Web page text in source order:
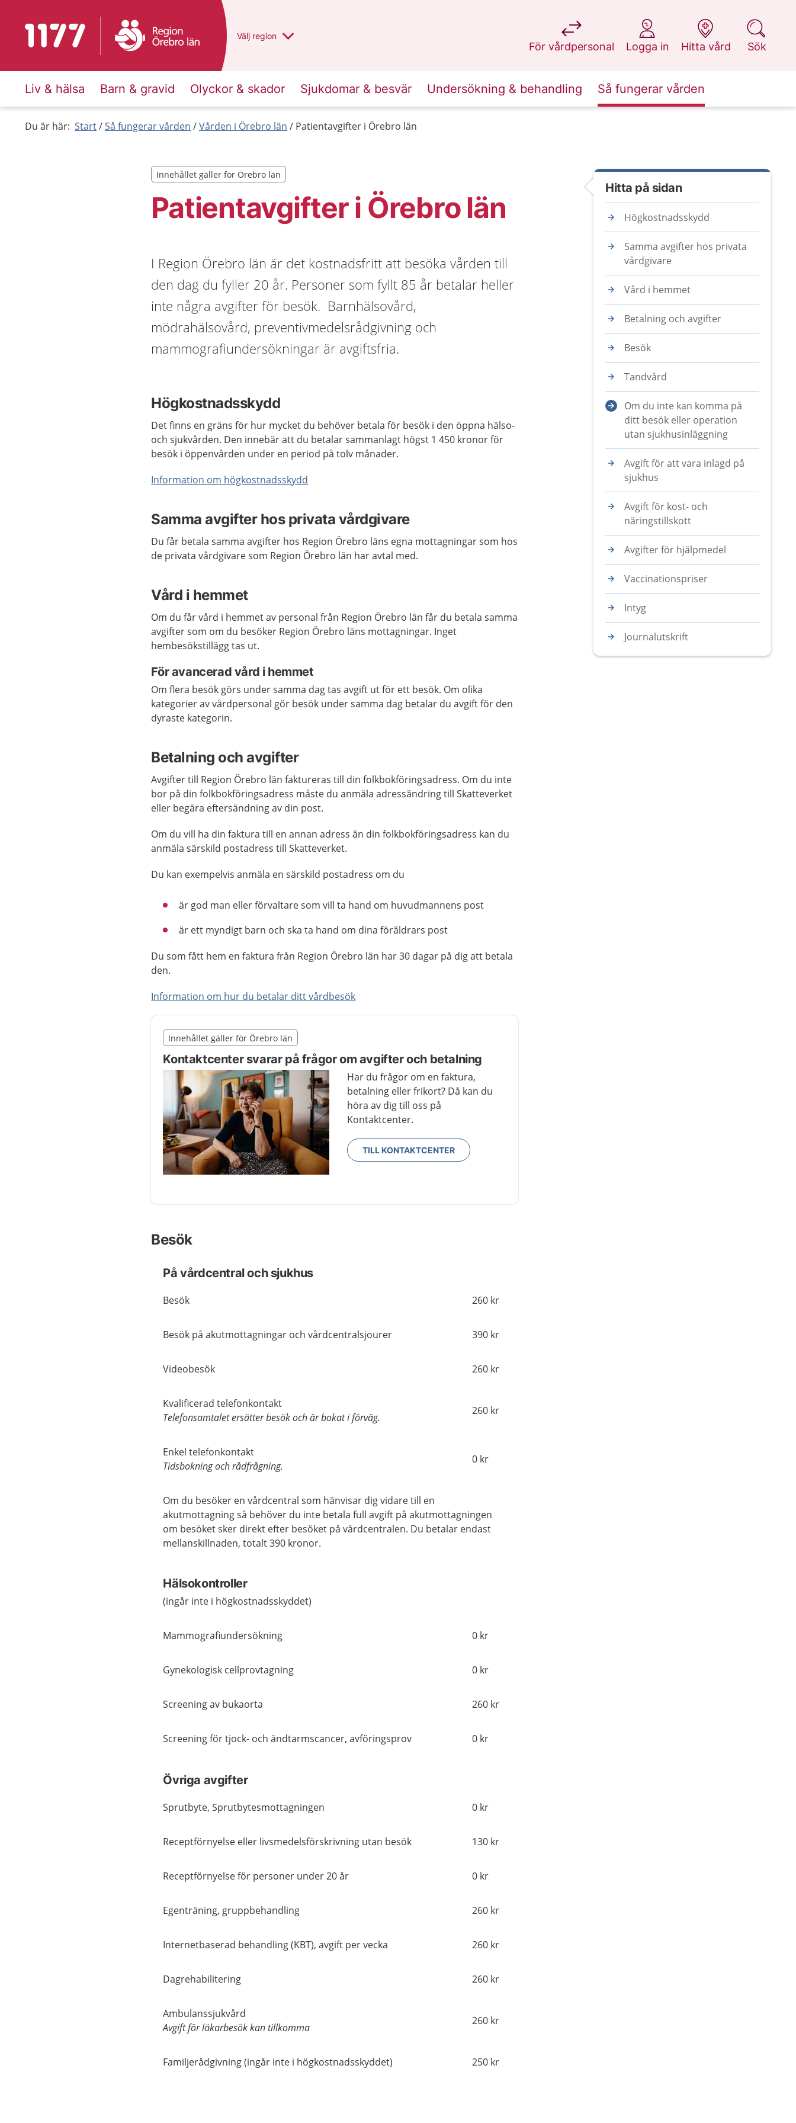
Till startsidan för 1177 Du har valt region
Välj en annan
region
För vårdpersonal
på 1177.se
Logga in
på 1177.se
Hitta vård
på 1177.se
Sök
på 1177.se
Liv & hälsa Barn & gravid Olyckor & skador Sjukdomar & besvär Undersökning & behandling Så fungerar vården
Du är här: Start Så fungerar vården Vården i Örebro län Patientavgifter i Örebro län
Patientavgifter i Örebro län
Innehållet gäller för Örebro län
Innehållet gäller för Örebro län
I Region Örebro län är det kostnadsfritt att besöka vården till
den dag du fyller 20 år. Personer som fyllt 85 år betalar heller
inte några avgifter för besök. Barnhälsovård,
mödrahälsovård, preventivmedelsrådgivning och
mammografiundersökningar är avgiftsfria.
Högkostnadsskydd
Det finns en gräns för hur mycket du behöver betala för besök i den öppna hälso-
och sjukvården. Den innebär att du betalar sammanlagt högst 1 450 kronor för
besök i öppenvården under en period på tolv månader.
Information om högkostnadsskydd
Samma avgifter hos privata vårdgivare
Du får betala samma avgifter hos Region Örebro läns egna mottagningar som hos
de privata vårdgivare som Region Örebro län har avtal med.
Vård i hemmet
Om du får vård i hemmet av personal från Region Örebro län får du betala samma
avgifter som om du besöker Region Örebro läns mottagningar. Inget
hembesökstillägg tas ut.
För avancerad vård i hemmet
Om flera besök görs under samma dag tas avgift ut för ett besök. Om olika
kategorier av vårdpersonal gör besök under samma dag betalar du avgift för den
dyraste kategorin.
Betalning och avgifter
Avgifter till Region Örebro län faktureras till din folkbokföringsadress. Om du inte
bor på din folkbokföringsadress måste du anmäla adressändring till Skatteverket
eller begära eftersändning av din post.
Om du vill ha din faktura till en annan adress än din folkbokföringsadress kan du
anmäla särskild postadress till Skatteverket.
Du kan exempelvis anmäla en särskild postadress om du
är god man eller förvaltare som vill ta hand om huvudmannens post
är ett myndigt barn och ska ta hand om dina föräldrars post
Du som fått hem en faktura från Region Örebro län har 30 dagar på dig att betala
den.
Information om hur du betalar ditt vårdbesök
Nedan innehåll gäller region Örebro län
Innehållet gäller för Örebro län
Kontaktcenter svarar på frågor om avgifter och betalning
Har du frågor om en faktura,
betalning eller frikort? Då kan du
höra av dig till oss på
Kontaktcenter.
TILL KONTAKTCENTER
Slut på det regionala tillägget från region Örebro län
Besök
På vårdcentral och sjukhus
Besök 260 kr
Besök på akutmottagningar och vårdcentralsjourer 390 kr
Videobesök 260 kr
Kvalificerad telefonkontakt
Telefonsamtalet ersätter besök och är bokat i förväg.
260 kr
Enkel telefonkontakt
Tidsbokning och rådfrågning.
0 kr
Om du besöker en vårdcentral som hänvisar dig vidare till en
akutmottagning så behöver du inte betala full avgift på akutmottagningen
om besöket sker direkt efter besöket på vårdcentralen. Du betalar endast
mellanskillnaden, totalt 390 kronor.
Hälsokontroller
(ingår inte i högkostnadsskyddet)
Mammografiundersökning 0 kr
Gynekologisk cellprovtagning 0 kr
Screening av bukaorta 260 kr
Screening för tjock- och ändtarmscancer, avföringsprov 0 kr
Övriga avgifter
Sprutbyte, Sprutbytesmottagningen 0 kr
Receptförnyelse eller livsmedelsförskrivning utan besök 130 kr
Receptförnyelse för personer under 20 år 0 kr
Egenträning, gruppbehandling 260 kr
Internetbaserad behandling (KBT), avgift per vecka 260 kr
Dagrehabilitering 260 kr
Ambulanssjukvård
Avgift för läkarbesök kan tillkomma
260 kr
Familjerådgivning (ingår inte i högkostnadsskyddet) 250 kr
Hitta på sidan
Högkostnadsskydd
Samma avgifter hos privata
vårdgivare
Vård i hemmet
Betalning och avgifter
Besök
Tandvård
Om du inte kan komma på
ditt besök eller operation
utan sjukhusinläggning
Avgift för att vara inlagd på
sjukhus
Avgift för kost- och
näringstillskott
Avgifter för hjälpmedel
Vaccinationspriser
Intyg
Journalutskrift